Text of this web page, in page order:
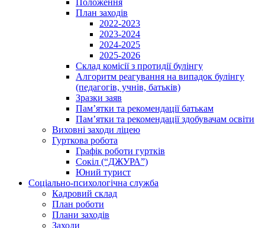
Положення
План заходів
2022-2023
2023-2024
2024-2025
2025-2026
Склад комісії з протидії булінгу
Алгоритм реагування на випадок булінгу
(педагогів, учнів, батьків)
Зразки заяв
Пам’ятки та рекомендації батькам
Пам’ятки та рекомендації здобувачам освіти
Виховні заходи ліцею
Гурткова робота
Графік роботи гуртків
Сокіл (“ДЖУРА”)
Юний турист
Соціально-психологічна служба
Кадровий склад
План роботи
Плани заходів
Заходи